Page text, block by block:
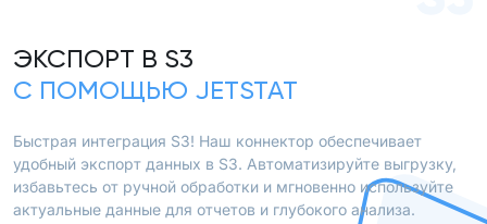
ЭКСПОРТ В S3
С ПОМОЩЬЮ JETSTAT
Быстрая интеграция S3! Наш коннектор обеспечивает
удобный экспорт данных в S3. Автоматизируйте выгрузку,
избавьтесь от ручной обработки и мгновенно используйте
актуальные данные для отчетов и глубокого анализа.